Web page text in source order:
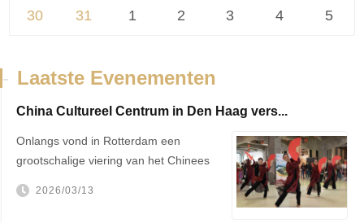
30 31 1 2 3 4 5
- Laatste Evenementen
China Cultureel Centrum in Den Haag vers...
Onlangs vond in Rotterdam een
grootschalige viering van het Chinees
2026/03/13